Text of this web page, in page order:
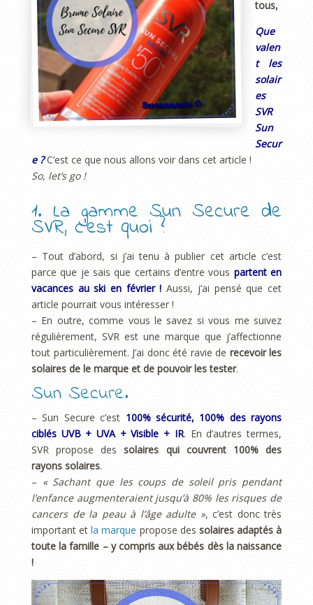
tous,
Que
valen
t les
solair
es
SVR
Sun
Secur
e ?C’est ce que nous allons voir dans cet article !
So, let’s go !
1. La gamme Sun Secure de
SVR, c’est quoi ?
– Tout d’abord, si j’ai tenu à publier cet article c’est
parce que je sais que certains d’entre vous partent en
vacances au ski en février ! Aussi, j’ai pensé que cet
article pourrait vous intéresser !
– En outre, comme vous le savez si vous me suivez
régulièrement, SVR est une marque que j’affectionne
tout particulièrement. J’ai donc été ravie de recevoir les
solaires de le marque et de pouvoir les tester.
Sun Secure.
– Sun Secure c’est 100% sécurité, 100% des rayons
ciblés UVB + UVA + Visible + IR. En d’autres termes,
SVR propose dessolaires qui couvrent 100% des
rayons solaires.
– « Sachant que les coups de soleil pris pendant
l’enfance augmenteraient jusqu’à 80% les risques de
cancers de la peau à l’âge adulte », c’est donc très
important etla marque propose des solaires adaptés à
toute la famille – y compris aux bébés dès la naissance
!